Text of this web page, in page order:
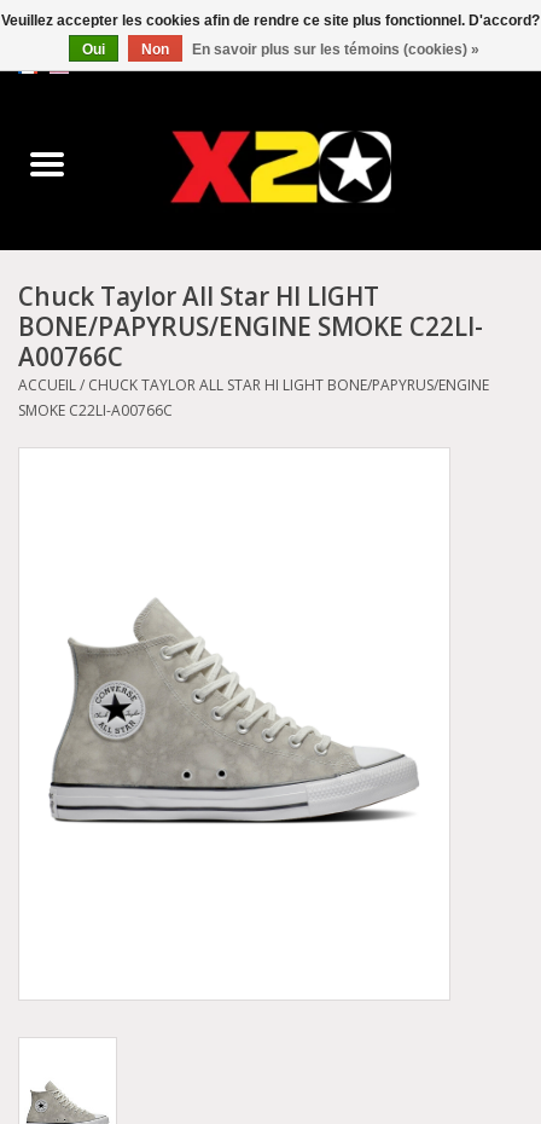
0 Articles - C$0.00
Converse
Kickers
Birkenstock
Vans
Autres marques
Vêtements
Chuck Taylor All Star HI LIGHT
BONE/PAPYRUS/ENGINE SMOKE C22LI-
A00766C
ACCUEIL/ CHUCK TAYLOR ALL STAR HI LIGHT BONE/PAPYRUS/ENGINE
SMOKE C22LI-A00766C
Veuillez accepter les cookies afin de rendre ce site plus fonctionnel. D'accord?
Oui
Non En savoir plus sur les témoins (cookies) »